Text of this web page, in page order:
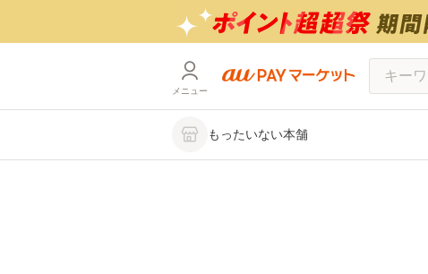
メニュー
もったいない本舗